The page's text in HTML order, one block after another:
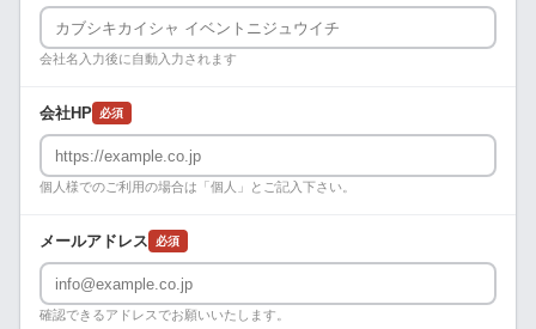
会社名入力後に自動入力されます
会社HP 必須
個人様でのご利用の場合は「個人」とご記入下さい。
メールアドレス 必須
確認できるアドレスでお願いいたします。